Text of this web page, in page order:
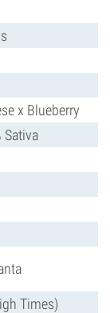
x Blueberry
Sativa
Times)